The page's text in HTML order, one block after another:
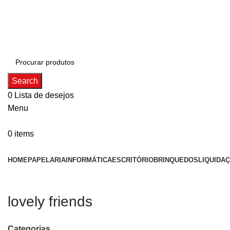
Search
0 Lista de desejos
Menu
0 items
HOMEPAPELARIA INFORMÁTICAESCRITÓRIOBRINQUEDOS
lovely friends